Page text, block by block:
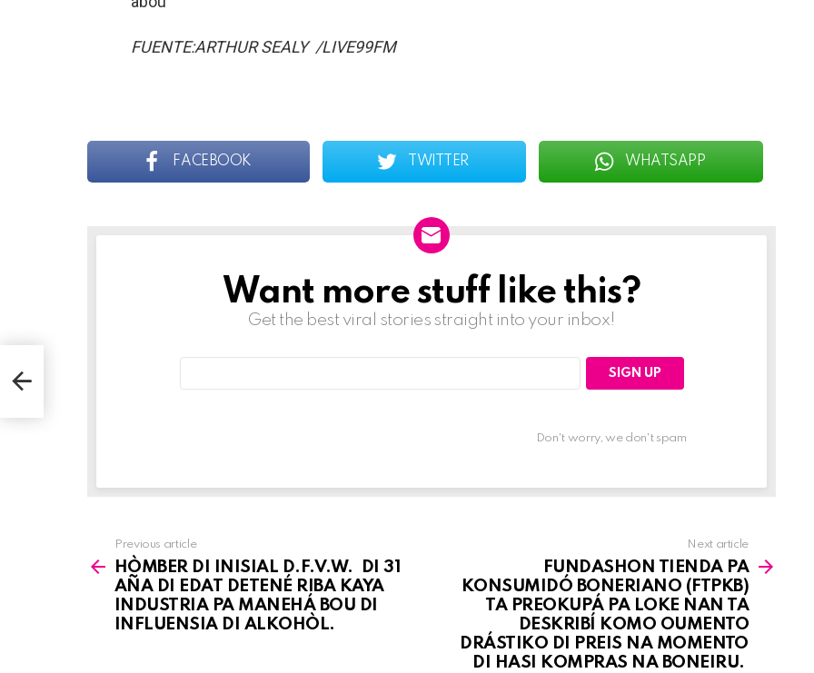
FUENTE:ARTHUR SEALY /LIVE99FM
FACEBOOK TWITTER WHATSAPP
NEWSLETTERWant more stuff like this?
Get the best viral stories straight into your inbox!
Don't worry, we don't spam
See
more
Previous article
HÒMBER DI INISIAL D.F.V.W. DI 31
AÑA DI EDAT DETENÉ RIBA KAYA
INDUSTRIA PA MANEHÁ BOU DI
INFLUENSIA DI ALKOHÒL.
Next article
FUNDASHON TIENDA PA
KONSUMIDÓ BONERIANO (FTPKB)
TA PREOKUPÁ PA LOKE NAN TA
DESKRIBÍ KOMO OUMENTO
DRÁSTIKO DI PREIS NA MOMENTO
DI HASI KOMPRAS NA BONEIRU.